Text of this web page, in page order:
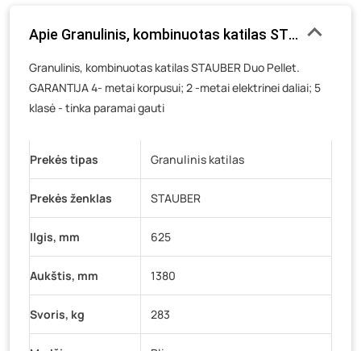
Luokės g. 82, Telšiai - 1 vienetas
Veteranų g. 11, Visaginas - 0 vienetų
Baravykų g. 1, Druskininkai - 0 vienetų
Vilniaus g. 89D, Ukmergė
K. Donelaičio g. 17, Rokiškis
Šaltupės g. 64, Zarasai - 0 vienetų
Apie Granulinis, kombinuotas katilas STAUBER
Granulinis, kombinuotas katilas STAUBER Duo Pellet.
GARANTIJA 4- metai korpusui; 2 -metai elektrinei daliai; 5
klasė - tinka paramai gauti
Prekės tipas Granulinis katilas
Prekės ženklas STAUBER
Ilgis, mm 625
Aukštis, mm 1380
Svoris, kg 283